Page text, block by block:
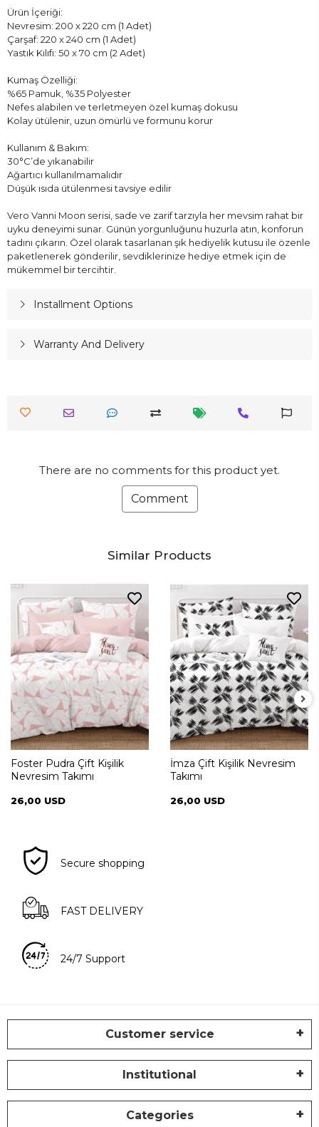
Ürün İçeriği:
Nevresim: 200 x 220 cm (1 Adet)
Çarşaf: 220 x 240 cm (1 Adet)
Yastık Kılıfı: 50 x 70 cm (2 Adet)
Kumaş Özelliği:
%65 Pamuk, %35 Polyester
Nefes alabilen ve terletmeyen özel kumaş dokusu
Kolay ütülenir, uzun ömürlü ve formunu korur
Kullanım & Bakım:
30°C’de yıkanabilir
Ağartıcı kullanılmamalıdır
Düşük ısıda ütülenmesi tavsiye edilir
Vero Vanni Moon serisi, sade ve zarif tarzıyla her mevsim rahat bir
uyku deneyimi sunar. Günün yorgunluğunu huzurla atın, konforun
tadını çıkarın. Özel olarak tasarlanan şık hediyelik kutusu ile özenle
paketlenerek gönderilir, sevdiklerinize hediye etmek için de
mükemmel bir tercihtir.
Installment Options
Warranty And Delivery
There are no comments for this product yet.
Comment
Similar Products
Foster Pudra Çift Kişilik
Nevresim Takımı
26,00 USD
İmza Çift Kişilik Nevresim
Takımı
26,00 USD
Secure shopping
FAST DELIVERY
24/7 Support
Customer service
Institutional
Categories